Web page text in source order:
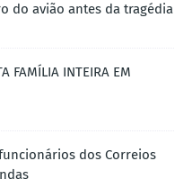
do avião antes da tragédia
FAMÍLIA INTEIRA EM
dos Correios